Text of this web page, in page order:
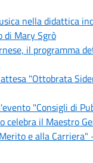
nella didattica
di Mary Sgrò
il programma
"Ottobrata
"Consigli di
celebra il Maestro
e alla Carriera"